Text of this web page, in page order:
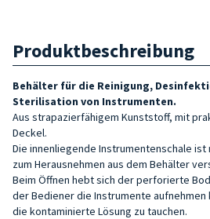
Produktbeschreibung
Behälter für die Reinigung,
Sterilisation von Instrumenten.
Aus strapazierfähigem Kunststoff, mit
Deckel.
Die innenliegende Instrumentenschale
zum Herausnehmen aus dem Behälter
Beim Öffnen hebt sich der perforierte
der Bediener die Instrumente aufnehmen
die kontaminierte Lösung zu tauchen.